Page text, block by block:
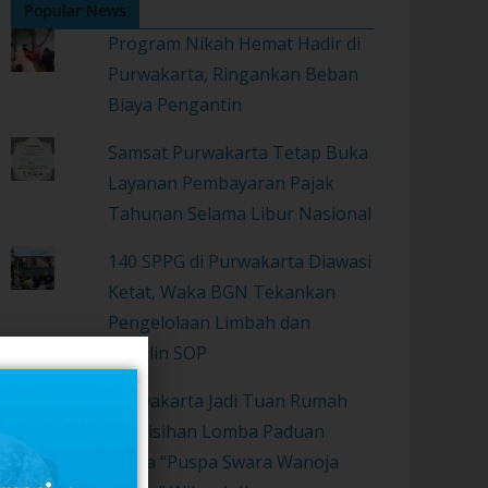
Popular News
Program Nikah Hemat Hadir di
Purwakarta, Ringankan Beban
Biaya Pengantin
Samsat Purwakarta Tetap Buka
Layanan Pembayaran Pajak
Tahunan Selama Libur Nasional
140 SPPG di Purwakarta Diawasi
Ketat, Waka BGN Tekankan
Pengelolaan Limbah dan
Disiplin SOP
Purwakarta Jadi Tuan Rumah
Penyisihan Lomba Paduan
Suara “Puspa Swara Wanoja